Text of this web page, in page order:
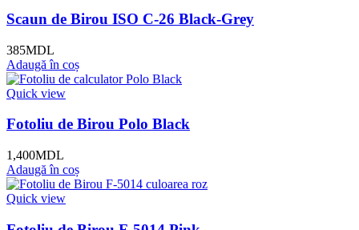
Scaun de Birou ISO C-26 Black-Grey
385MDL
Adaugă în coș
Quick view
Fotoliu de Birou Polo Black
1,400MDL
Adaugă în coș
Quick view